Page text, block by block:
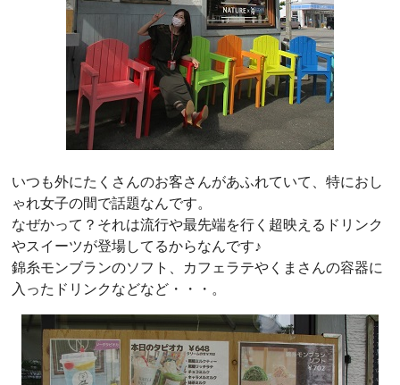
いつも外にたくさんのお客さんがあふれていて、特におし
ゃれ女子の間で話題なんです。
なぜかって？それは流行や最先端を行く超映えるドリンク
やスイーツが登場してるからなんです♪
錦糸モンブランのソフト、カフェラテやくまさんの容器に
入ったドリンクなどなど・・・。